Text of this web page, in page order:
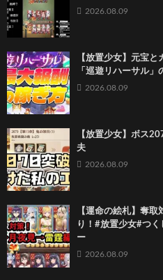
2026.08.09
【放置少女】元宝
「巡遊リハーサル」
2026.08.09
【放置少女】ボス
夫
2026.08.09
【運命の絵札】奪
り！#放置少女#つ
ー
2026.08.09